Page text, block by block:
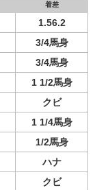
着差
1.56.2
3/4馬身
3/4馬身
1 1/2馬身
クビ
1 1/4馬身
1/2馬身
ハナ
クビ